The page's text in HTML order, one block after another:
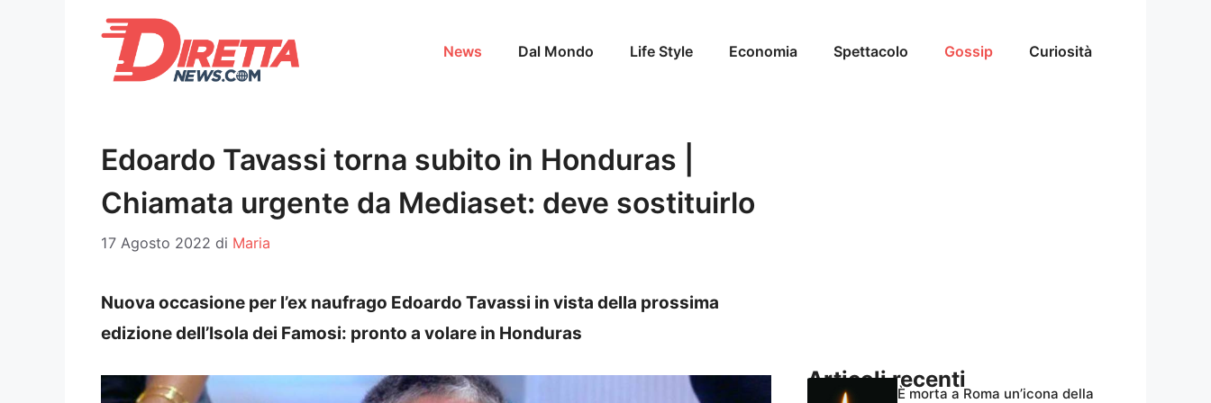
News Dal Mondo Life Style Economia Spettacolo Gossip Curiosità
Edoardo Tavassi torna subito in Honduras |
Chiamata urgente da Mediaset: deve sostituirlo
17 Agosto 2022 di Maria
Nuova occasione per l’ex naufrago Edoardo Tavassi in vista della prossima
edizione dell’Isola dei Famosi: pronto a volare in Honduras
Articoli recenti
È morta a Roma un’icona della